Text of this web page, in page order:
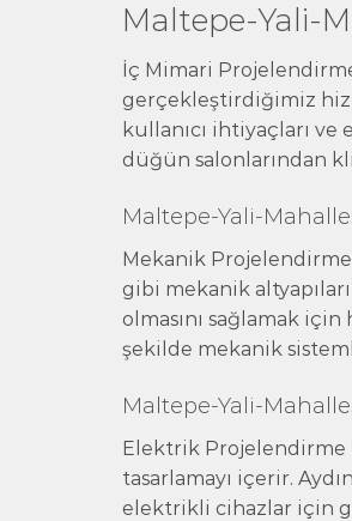
Maltepe-Yali-
İç Mimari
gerçekleştirdiğimiz
kullanıcı ihtiyaçları
düğün salonlarından
Maltepe-Yali-
Mekanik Projelendirme
gibi mekanik
olmasını sağlamak
şekilde mekanik
Maltepe-Yali-
Elektrik Projelendirme
tasarlamayı içerir.
elektrikli cihazlar için